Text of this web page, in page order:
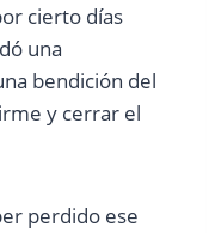
cierto días
una
bendición del
y cerrar el
perdido ese